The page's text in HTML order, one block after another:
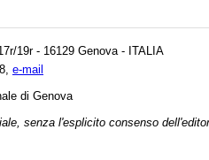
19r - 16129 Genova - ITALIA
e-mail
di Genova
senza l'esplicito consenso